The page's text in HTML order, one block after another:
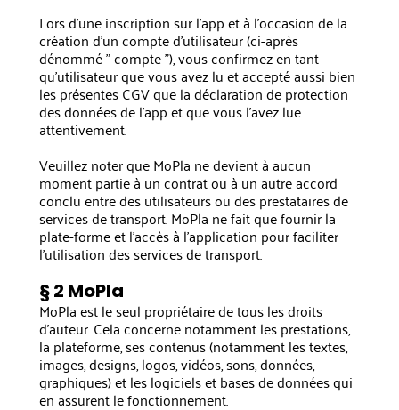
Lors d'une inscription sur l'app et à l'occasion de la
création d'un compte d'utilisateur (ci-après
dénommé " compte "), vous confirmez en tant
qu'utilisateur que vous avez lu et accepté aussi bien
les présentes CGV que la déclaration de protection
des données de l'app et que vous l'avez lue
attentivement.
Veuillez noter que MoPla ne devient à aucun
moment partie à un contrat ou à un autre accord
conclu entre des utilisateurs ou des prestataires de
services de transport. MoPla ne fait que fournir la
plate-forme et l'accès à l'application pour faciliter
l'utilisation des services de transport.
§ 2 MoPla
MoPla est le seul propriétaire de tous les droits
d'auteur. Cela concerne notamment les prestations,
la plateforme, ses contenus (notamment les textes,
images, designs, logos, vidéos, sons, données,
graphiques) et les logiciels et bases de données qui
en assurent le fonctionnement.